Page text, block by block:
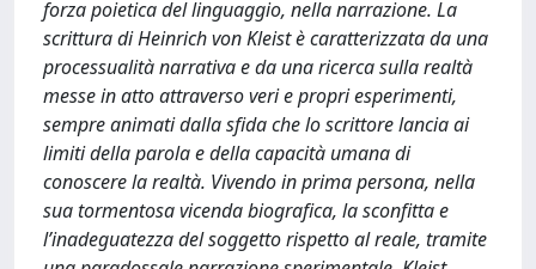
forza poietica del linguaggio, nella narrazione. La
scrittura di Heinrich von Kleist è caratterizzata da una
processualità narrativa e da una ricerca sulla realtà
messe in atto attraverso veri e propri esperimenti,
sempre animati dalla sfida che lo scrittore lancia ai
limiti della parola e della capacità umana di
conoscere la realtà. Vivendo in prima persona, nella
sua tormentosa vicenda biografica, la sconfitta e
l’inadeguatezza del soggetto rispetto al reale, tramite